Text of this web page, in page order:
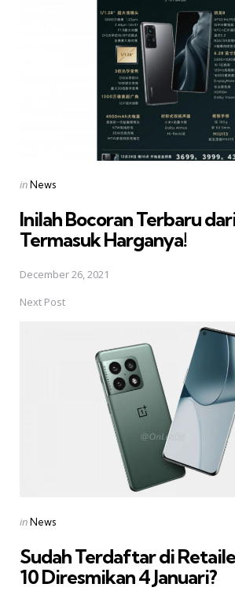
Posted
inNews
Inilah Bocoran Terbaru dari
Termasuk Harganya!
December 26, 2021
Next Post
Posted
inNews
Sudah Terdaftar di
10 Diresmikan 4 Januari?